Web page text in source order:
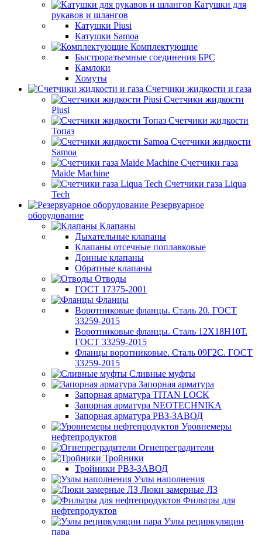
Катушки для
рукавов и шлангов
Катушки Piusi
Катушки Samoa
Комплектующие
Быстроразъемные соединения БРС
Камлоки
Хомуты
Счетчики жидкости и газа
Счетчики жидкости
Piusi
Счетчики жидкости
Топаз
Счетчики жидкости
Samoa
Счетчики газа
Maide Machine
Счетчики газа Liqua
Tech
Резервуарное
оборудование
Клапаны
Дыхательные клапаны
Клапаны отсечные поплавковые
Донные клапаны
Обратные клапаны
Отводы
ГОСТ 17375-2001
Фланцы
Воротниковые фланцы. Сталь 20. ГОСТ
33259-2015
Воротниковые фланцы. Сталь 12Х18Н10Т.
ГОСТ 33259-2015
Фланцы воротниковые. Сталь 09Г2С. ГОСТ
33259-2015
Сливные муфты
Запорная арматура
Запорная арматура TITAN LOCK
Запорная арматура NEOTECHNIKA
Запорная арматура РВЗ-ЗАВОД
Уровнемеры
нефтепродуктов
Огнепреградители
Тройники
Тройники РВЗ-ЗАВОД
Узлы наполнения
Люки замерные ЛЗ
Фильтры для
нефтепродуктов
Узлы рециркуляции
пара